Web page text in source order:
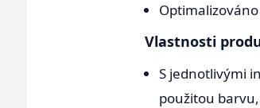
Vlastnosti
S jednotlivými
použitou